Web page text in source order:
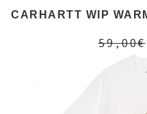
CARHARTT WIP
59,00€